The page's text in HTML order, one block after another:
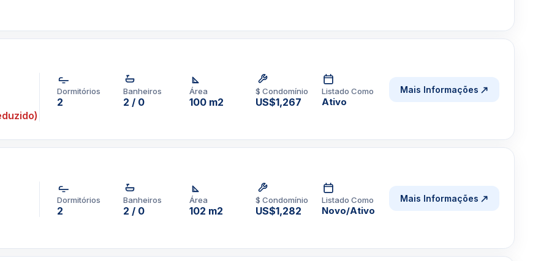
Dormitórios
2
Banheiros
2 / 0
Área
100 m2
$ Condomínio
US$1,267
Listado Como
Ativo
Mais Informações
Dormitórios
2
Banheiros
2 / 0
Área
102 m2
$ Condomínio
US$1,282
Listado Como
Novo/Ativo
Mais Informações